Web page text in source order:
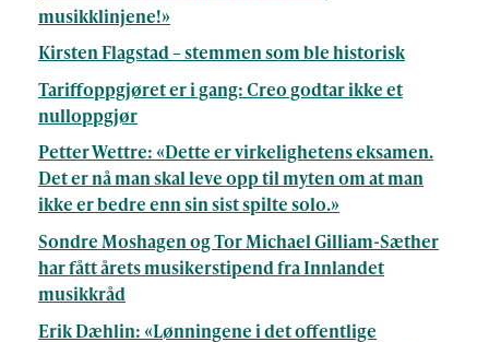
musikklinjene!»
Kirsten Flagstad – stemmen som ble historisk
Tariffoppgjøret er i gang: Creo godtar ikke et
nulloppgjør
Petter Wettre: «Dette er virkelighetens eksamen.
Det er nå man skal leve opp til myten om at man
ikke er bedre enn sin sist spilte solo.»
Sondre Moshagen og Tor Michael Gilliam-Sæther
har fått årets musikerstipend fra Innlandet
musikkråd
Erik Dæhlin: «Lønningene i det offentlige